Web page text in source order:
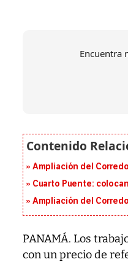
Encuentra
Ampliación del
Cuarto Puente:
Ampliación del
PANAMÁ. Los
con un precio de